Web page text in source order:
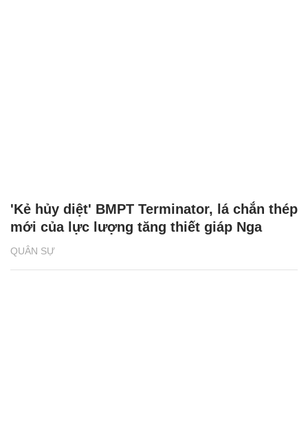
QUÂN SỰ
'Kẻ hủy diệt' BMPT Terminator, lá chắn thép
mới của lực lượng tăng thiết giáp Nga